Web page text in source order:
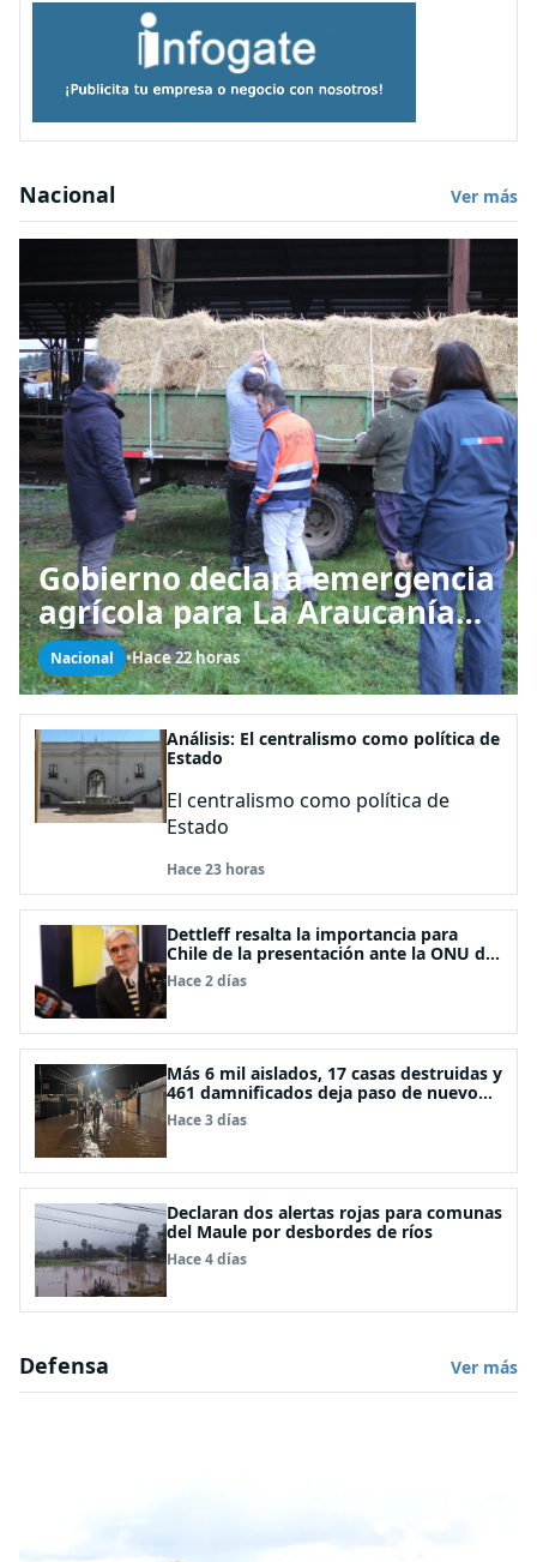
Nacional Ver más
Gobierno declara emergencia
agrícola para La Araucanía
tras desastres por pasos de
sistemas frontales
Nacional •Hace 22 horas
Análisis: El centralismo como política de
Estado
El centralismo como política de
Estado
Hace 23 horas
Dettleff resalta la importancia para
Chile de la presentación ante la ONU de
la Plataforma Continental Extendida del
Archipiélago Juan Fernández
Hace 2 días
Más 6 mil aislados, 17 casas destruidas y
461 damnificados deja paso de nuevo
sistema frontal
Hace 3 días
Declaran dos alertas rojas para comunas
del Maule por desbordes de ríos
Hace 4 días
Defensa Ver más